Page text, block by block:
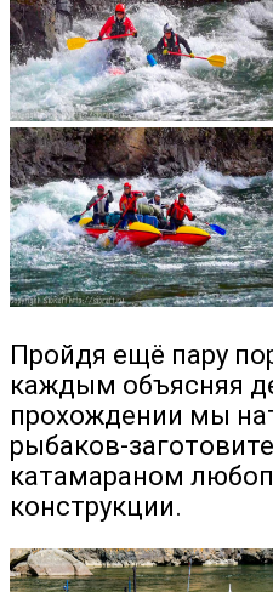
Пройдя ещё пару
каждым объясняя
прохождении мы
рыбаков-
катамараном
конструкции.